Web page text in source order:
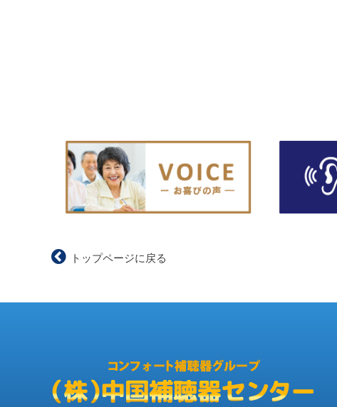
トップページに戻る